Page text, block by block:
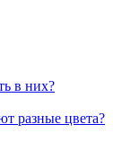
в них?
разные цвета?